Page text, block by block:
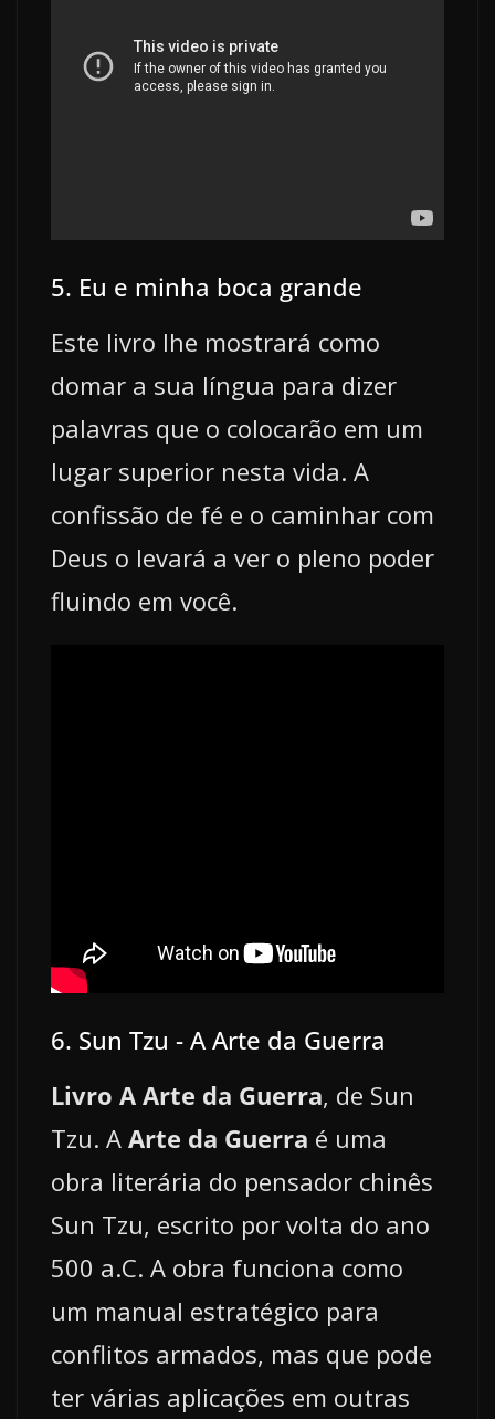
5. Eu e minha boca grande
Este livro lhe mostrará como
domar a sua língua para dizer
palavras que o colocarão em um
lugar superior nesta vida. A
confissão de fé e o caminhar com
Deus o levará a ver o pleno poder
fluindo em você.
6. Sun Tzu - A Arte da Guerra
Livro A Arte da Guerra, de Sun
Tzu. A Arte da Guerra é uma
obra literária do pensador chinês
Sun Tzu, escrito por volta do ano
500 a.C. A obra funciona como
um manual estratégico para
conflitos armados, mas que pode
ter várias aplicações em outras